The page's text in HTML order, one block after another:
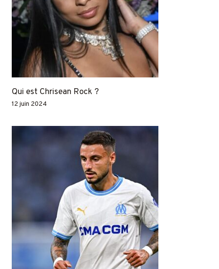
Qui est Chrisean Rock ?
12 juin 2024